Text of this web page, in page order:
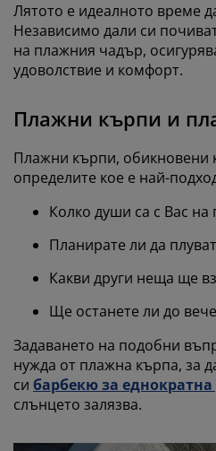
Лятото е идеалното време
Независимо дали си
на плажния чадър,
удоволствие и комфорт.
Плажни кърпи и
Плажни кърпи, обикновени
определите кое е най-
Колко души са с Вас на
Планирате ли да
Какви други неща ще
Ще останете ли до
Задаването на подобни
нужда от плажна кърпа, за
си барбекю за еднократна
слънцето залязва.